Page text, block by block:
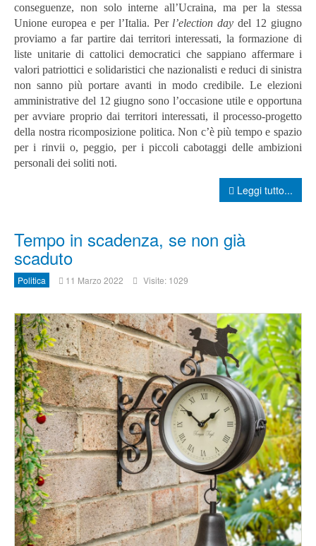
conseguenze, non solo interne all’Ucraina, ma per la stessa
Unione europea e per l’Italia. Per l’election day del 12 giugno
proviamo a far partire dai territori interessati, la formazione di
liste unitarie di cattolici democratici che sappiano affermare i
valori patriottici e solidaristici che nazionalisti e reduci di sinistra
non sanno più portare avanti in modo credibile. Le elezioni
amministrative del 12 giugno sono l’occasione utile e opportuna
per avviare proprio dai territori interessati, il processo-progetto
della nostra ricomposizione politica. Non c’è più tempo e spazio
per i rinvii o, peggio, per i piccoli cabotaggi delle ambizioni
personali dei soliti noti.
Leggi tutto...
Tempo in scadenza, se non già
scaduto
Politica 11 Marzo 2022 Visite: 1029